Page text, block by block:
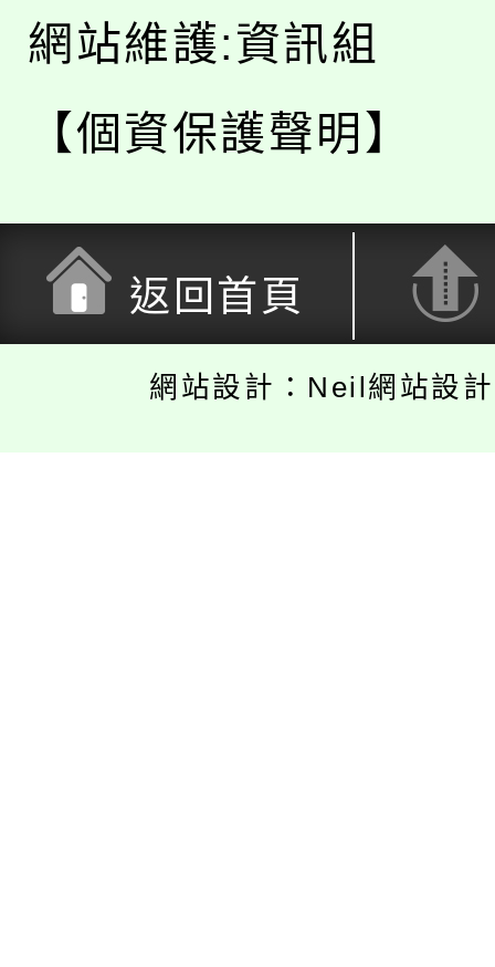
網站維護:資訊組
【個資保護聲明】
返回首頁
網站設計：Neil網站設